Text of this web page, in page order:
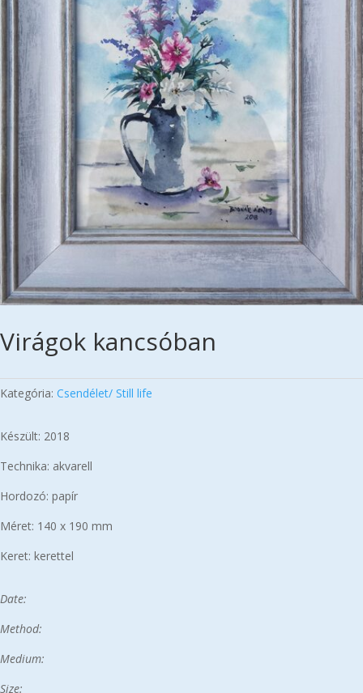
Virágok kancsóban
Kategória: Csendélet/ Still life
Készült: 2018
Technika: akvarell
Hordozó: papír
Méret: 140 x 190 mm
Keret: kerettel
Date:
Method:
Medium:
Size: